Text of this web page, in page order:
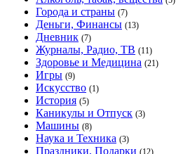
Города и страны (7)
Деньги, Финансы (13)
Дневник (7)
Журналы, Радио, ТВ (11)
Здоровье и Медицина (21)
Игры (9)
Искусство (1)
История (5)
Каникулы и Отпуск (3)
Машины (8)
Наука и Техника (3)
Праздники, Подарки (12)